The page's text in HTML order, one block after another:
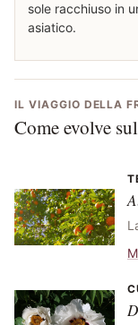
sole racchiuso in
asiatico.
IL VIAGGIO DELLA
Come evolve